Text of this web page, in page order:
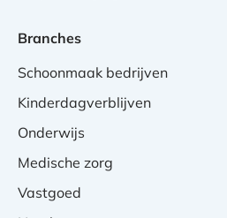
Branches
Schoonmaak bedrijven
Kinderdagverblijven
Onderwijs
Medische zorg
Vastgoed